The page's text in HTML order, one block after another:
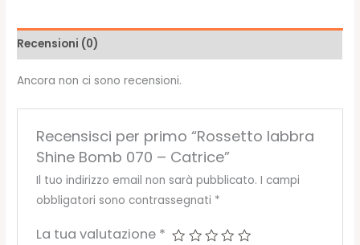
quantità
Recensioni (0)
Ancora non ci sono recensioni.
Recensisci per primo “Rossetto labbra
Shine Bomb 070 – Catrice”
Il tuo indirizzo email non sarà pubblicato. I campi
obbligatori sono contrassegnati *
La tua valutazione *